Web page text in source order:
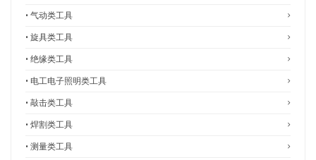
• 气动类工具
• 旋具类工具
• 绝缘类工具
• 电工电子照明类工具
• 敲击类工具
• 焊割类工具
• 测量类工具